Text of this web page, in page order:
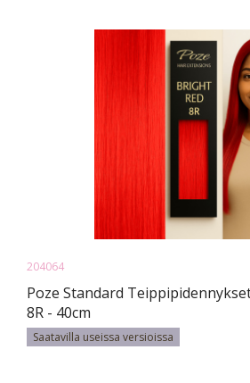
204064
Poze Standard
8R - 40cm
Saatavilla useissa versioissa